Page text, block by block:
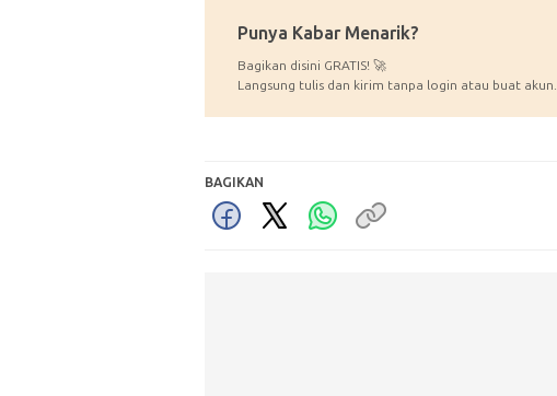
Punya Kabar Menarik?
Bagikan disini GRATIS! 🚀
Langsung tulis dan kirim tanpa login atau buat akun.
BAGIKAN